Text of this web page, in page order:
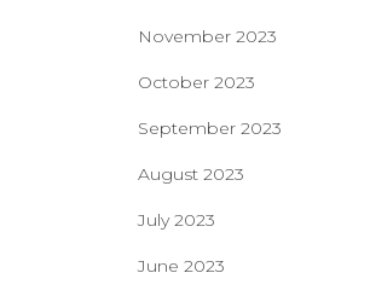
November 2023
October 2023
September 2023
August 2023
July 2023
June 2023